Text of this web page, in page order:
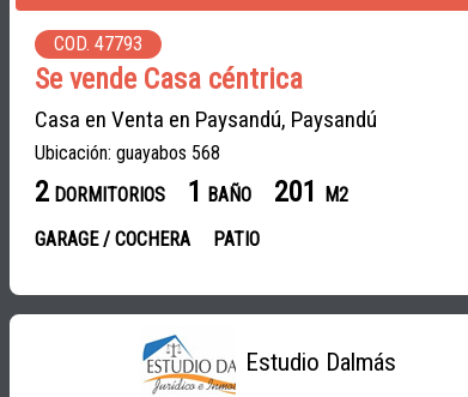
COD. 47793
Se vende Casa céntrica
Casa en Venta en Paysandú, Paysandú
Ubicación: guayabos 568
2 DORMITORIOS 1 BAÑO 201
M2
GARAGE / COCHERA
PATIO
Estudio Dalmás